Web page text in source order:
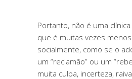
Portanto, não é uma
que é muitas vezes
socialmente, como se o
um “reclamão” ou um
muita culpa, incerteza,